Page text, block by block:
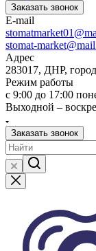
Заказать звонок
E-mail
stomat-
Адрес
283017, ДНР,
Режим работы
с 9:00 до 17:00
Выходной –
Заказать звонок